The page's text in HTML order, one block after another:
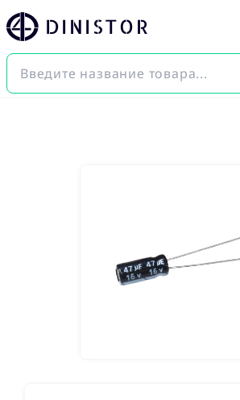
DINISTOR